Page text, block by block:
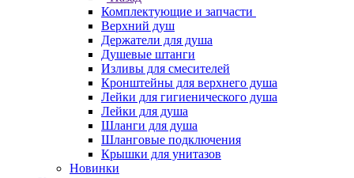
Комплектующие и запчасти
Верхний душ
Держатели для душа
Душевые штанги
Изливы для смесителей
Кронштейны для верхнего душа
Лейки для гигиенического душа
Лейки для душа
Шланги для душа
Шланговые подключения
Крышки для унитазов
Новинки